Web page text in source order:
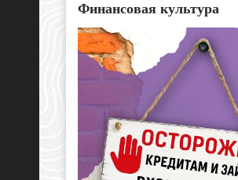
Финансовая культура